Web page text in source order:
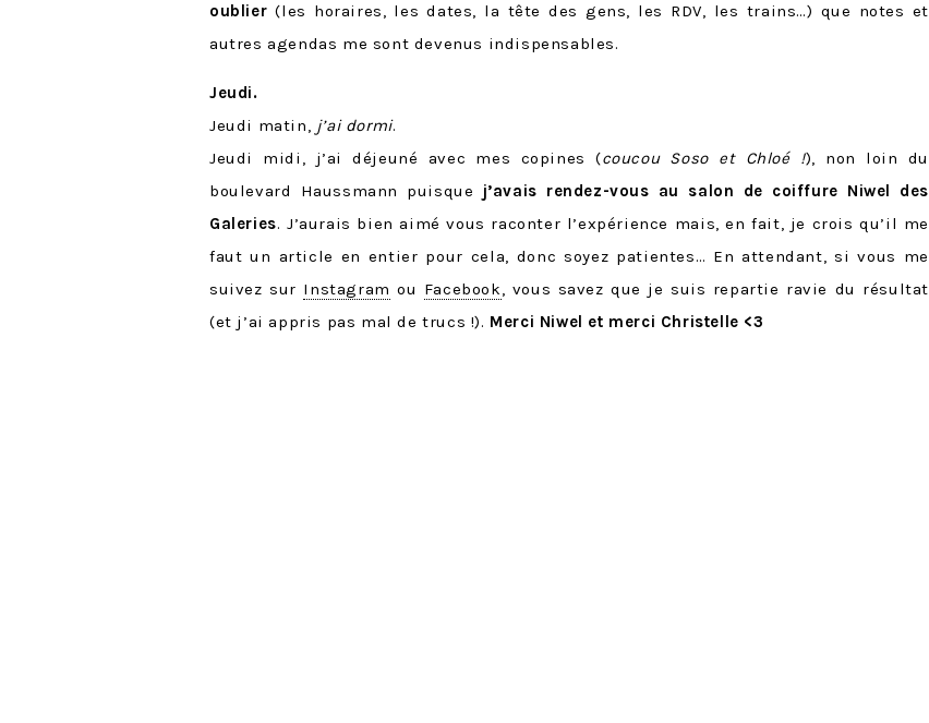
oublier (les horaires, les dates, la tête des gens, les RDV, les trains…) que notes et
autres agendas me sont devenus indispensables.
Jeudi.
Jeudi matin, j’ai dormi.
Jeudi midi, j’ai déjeuné avec mes copines (coucou Soso et Chloé !), non loin du
boulevard Haussmann puisque j’avais rendez-vous au salon de coiffure Niwel des
Galeries. J’aurais bien aimé vous raconter l’expérience mais, en fait, je crois qu’il me
faut un article en entier pour cela, donc soyez patientes… En attendant, si vous me
suivez sur Instagram ou Facebook, vous savez que je suis repartie ravie du résultat
(et j’ai appris pas mal de trucs !). Merci Niwel et merci Christelle <3